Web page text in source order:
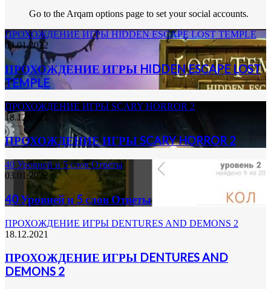
Go to the Arqam options page to set your social accounts.
ПРОХОЖДЕНИЕ ИГРЫ HIDDEN ESCAPE LOST TEMPLE
03.01.2022
ПРОХОЖДЕНИЕ ИГРЫ HIDDEN ESCAPE LOST
TEMPLE
ПРОХОЖДЕНИЕ ИГРЫ SCARY HORROR 2
18.12.2021
ПРОХОЖДЕНИЕ ИГРЫ SCARY HORROR 2
40 Уровней и 5 слов Ответы
03.01.2022
40 Уровней и 5 слов Ответы
ПРОХОЖДЕНИЕ ИГРЫ DENTURES AND DEMONS 2
18.12.2021
ПРОХОЖДЕНИЕ ИГРЫ DENTURES AND
DEMONS 2